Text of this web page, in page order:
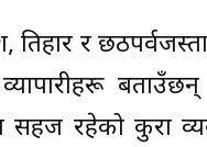
तिहार र
सहज रहेको कुरा